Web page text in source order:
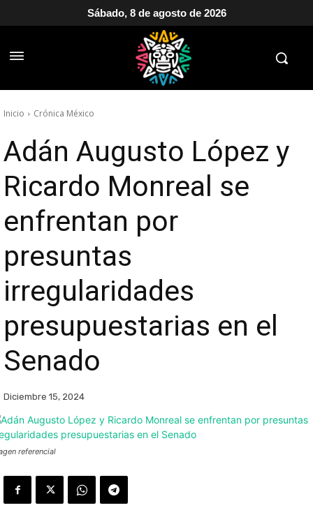
Sábado, 8 de agosto de 2026
Inicio Crónica México
Adán Augusto López y
Ricardo Monreal se
enfrentan por
presuntas
irregularidades
presupuestarias en el
Senado
Diciembre 15, 2024
referencial